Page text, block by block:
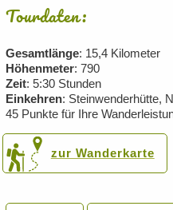
Tourdaten:
Gesamtlänge: 15,4 Kilometer
Höhenmeter: 790
Zeit: 5:30 Stunden
Einkehren: Steinwenderhütte,
45 Punkte für Ihre
zur Wanderkarte